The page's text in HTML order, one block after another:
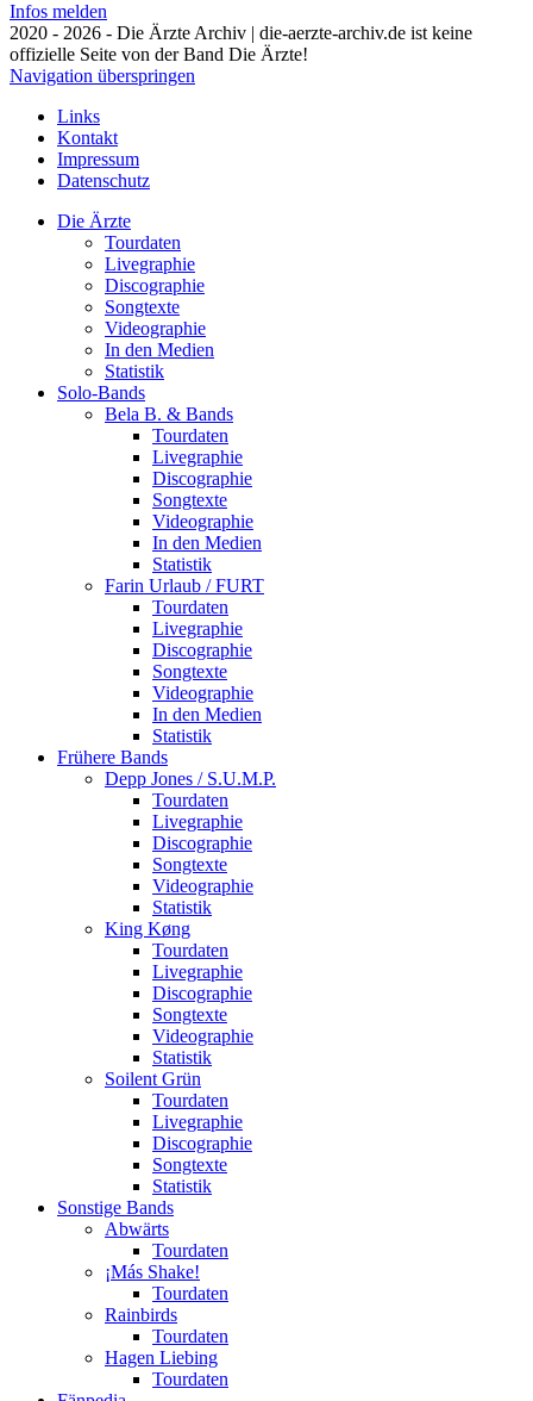
Infos melden
2020 - 2026 - Die Ärzte Archiv | die-aerzte-archiv.de ist keine
offizielle Seite von der Band Die Ärzte!
Navigation überspringen
Links
Kontakt
Impressum
Datenschutz
Die Ärzte
Tourdaten
Livegraphie
Discographie
Songtexte
Videographie
In den Medien
Statistik
Solo-Bands
Bela B. & Bands
Tourdaten
Livegraphie
Discographie
Songtexte
Videographie
In den Medien
Statistik
Farin Urlaub / FURT
Tourdaten
Livegraphie
Discographie
Songtexte
Videographie
In den Medien
Statistik
Frühere Bands
Depp Jones / S.U.M.P.
Tourdaten
Livegraphie
Discographie
Songtexte
Videographie
Statistik
King Køng
Tourdaten
Livegraphie
Discographie
Songtexte
Videographie
Statistik
Soilent Grün
Tourdaten
Livegraphie
Discographie
Songtexte
Statistik
Sonstige Bands
Abwärts
Tourdaten
¡Más Shake!
Tourdaten
Rainbirds
Tourdaten
Hagen Liebing
Tourdaten